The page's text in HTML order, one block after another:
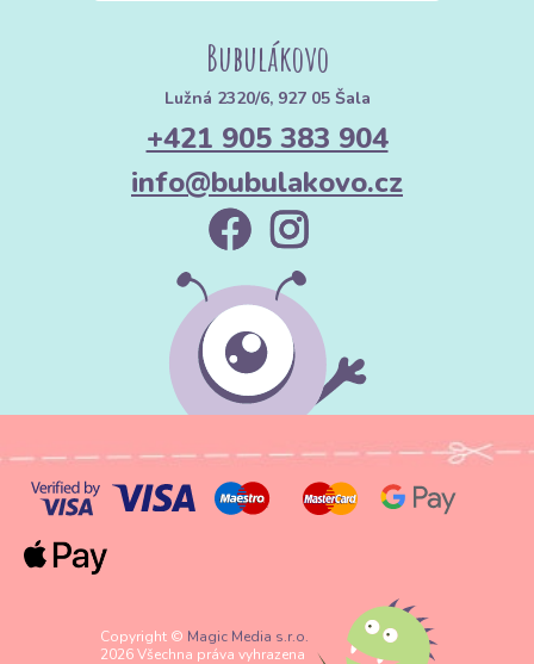
Bubulákovo
Lužná 2320/6, 927 05 Šala
+421 905 383 904
info@bubulakovo.cz
Copyright © Magic Media s.r.o.
2026 Všechna práva vyhrazena